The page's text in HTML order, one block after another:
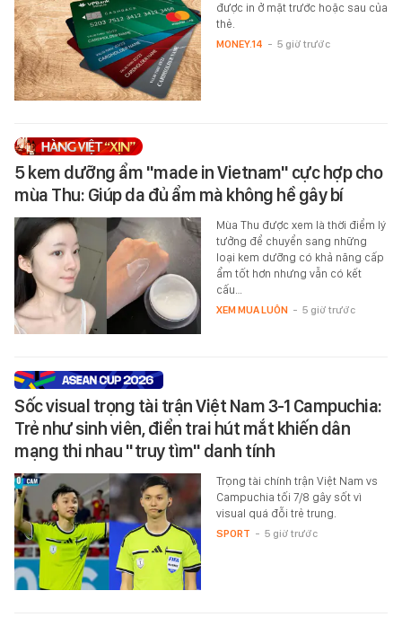
được in ở mặt trước hoặc sau của
thẻ.
MONEY.14 - 5 giờ trước
5 kem dưỡng ẩm "made in Vietnam" cực hợp cho
mùa Thu: Giúp da đủ ẩm mà không hề gây bí
Mùa Thu được xem là thời điểm lý
tưởng để chuyển sang những
loại kem dưỡng có khả năng cấp
ẩm tốt hơn nhưng vẫn có kết
cấu…
XEM MUA LUÔN - 5 giờ trước
Sốc visual trọng tài trận Việt Nam 3-1 Campuchia:
Trẻ như sinh viên, điển trai hút mắt khiến dân
mạng thi nhau "truy tìm" danh tính
Trọng tài chính trận Việt Nam vs
Campuchia tối 7/8 gây sốt vì
visual quá đỗi trẻ trung.
SPORT - 5 giờ trước